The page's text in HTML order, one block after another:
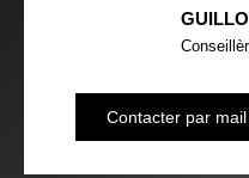
Contacter par mail